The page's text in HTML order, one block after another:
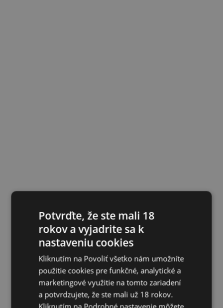
Potvrďte, že ste mali 18
rokov a vyjadrite sa k
nastaveniu cookies
Kliknutím na Povoliť všetko nám umožníte
použitie cookies pre funkčné, analytické a
marketingové využitie na tomto zariadení
a potvrdzujete, že ste mali už 18 rokov.